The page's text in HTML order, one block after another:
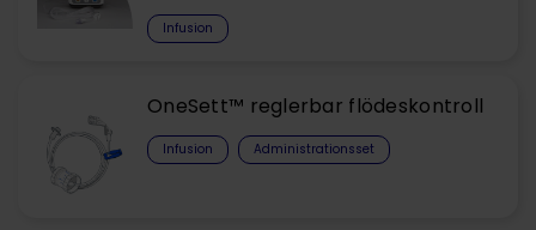
Infusion
OneSett™ reglerbar flödeskontroll
Infusion Administrationsset